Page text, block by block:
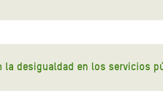
la desigualdad en los servicios